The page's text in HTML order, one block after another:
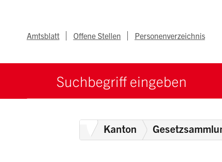
Metanav
Amtsblatt Offene Stellen Personenverzeichnis
Suchbegriff
HomeKanton